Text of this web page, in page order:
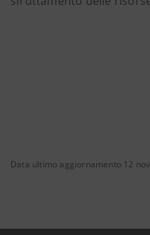
Data ultimo aggiornamento 12